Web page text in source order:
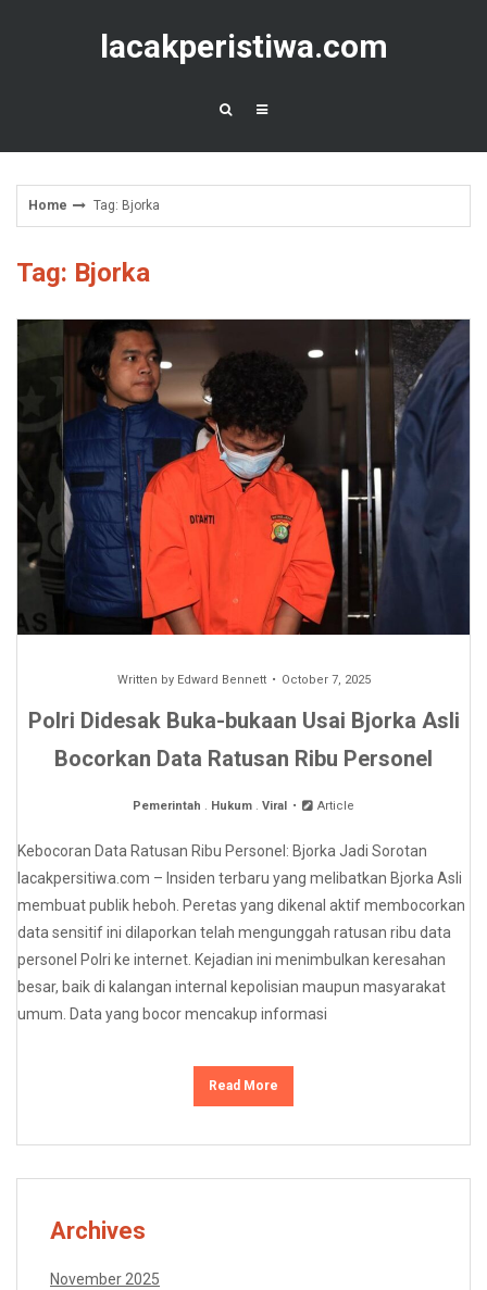
lacakperistiwa.com
Home Tag: Bjorka
Tag: Bjorka
Written by Edward Bennett October 7, 2025
Polri Didesak Buka-bukaan Usai Bjorka Asli
Bocorkan Data Ratusan Ribu Personel
Pemerintah . Hukum. Viral Article
Kebocoran Data Ratusan Ribu Personel: Bjorka Jadi Sorotan
lacakpersitiwa.com – Insiden terbaru yang melibatkan Bjorka Asli
membuat publik heboh. Peretas yang dikenal aktif membocorkan
data sensitif ini dilaporkan telah mengunggah ratusan ribu data
personel Polri ke internet. Kejadian ini menimbulkan keresahan
besar, baik di kalangan internal kepolisian maupun masyarakat
umum. Data yang bocor mencakup informasi
Read More
Archives
November 2025